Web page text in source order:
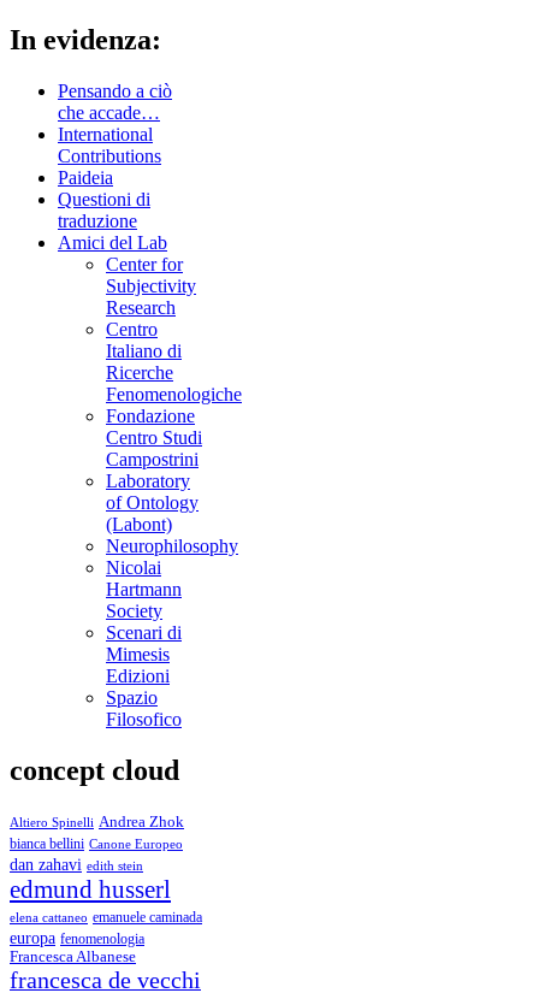
In evidenza:
Pensando a ciò
che accade…
International
Contributions
Paideia
Questioni di
traduzione
Amici del Lab
Center for
Subjectivity
Research
Centro
Italiano di
Ricerche
Fenomenologiche
Fondazione
Centro Studi
Campostrini
Laboratory
of Ontology
(Labont)
Neurophilosophy
Nicolai
Hartmann
Society
Scenari di
Mimesis
Edizioni
Spazio
Filosofico
concept cloud
Altiero Spinelli Andrea Zhok
bianca bellini Canone Europeo
dan zahavi edith stein
edmund husserl
elena cattaneo emanuele caminada
europa fenomenologia
Francesca Albanese
francesca de vecchi